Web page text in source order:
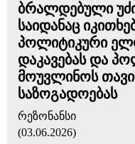
ბრალდებული
საიდანაც
პოლიტიკური
დაკავებას და
მოუვლინოს
საზოგადოებას
რეზონანსი
(03.06.2026)